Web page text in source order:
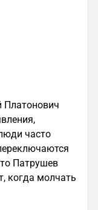
Платонович
часто
Патрушев
когда молчать